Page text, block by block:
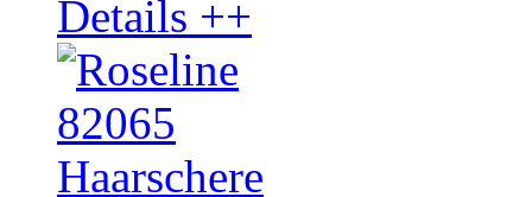
Details ++